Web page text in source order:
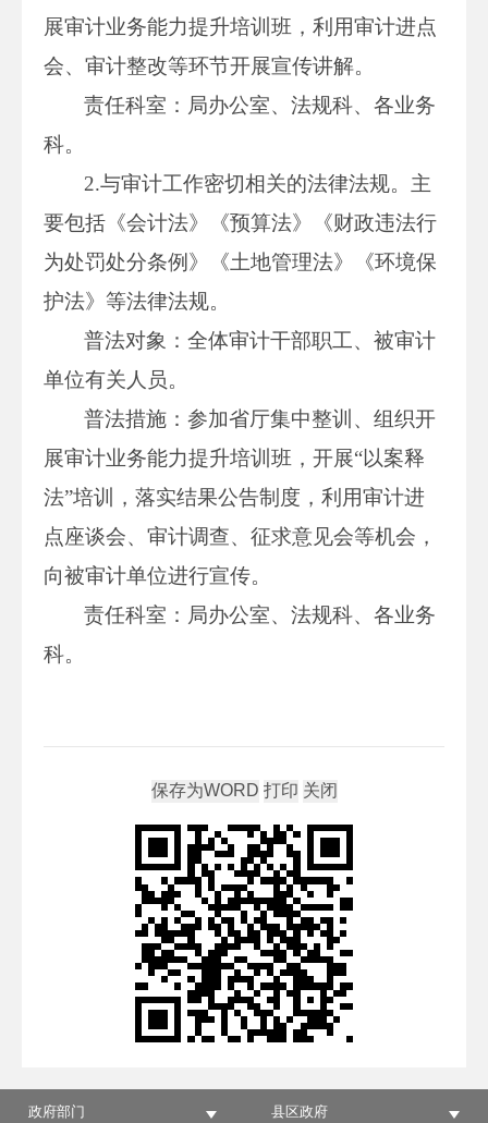
展审计业务能力提升培训班，利用审计进点
会、审计整改等环节开展宣传讲解。
责任科室：局办公室、法规科、各业务
科。
2.与审计工作密切相关的法律法规。主
要包括《会计法》《预算法》《财政违法行
为处罚处分条例》《土地管理法》《环境保
护法》等法律法规。
普法对象：全体审计干部职工、被审计
单位有关人员。
普法措施：参加省厅集中整训、组织开
展审计业务能力提升培训班，开展“以案释
法”培训，落实结果公告制度，利用审计进
点座谈会、审计调查、征求意见会等机会，
向被审计单位进行宣传。
责任科室：局办公室、法规科、各业务
科。
政府部门 县区政府